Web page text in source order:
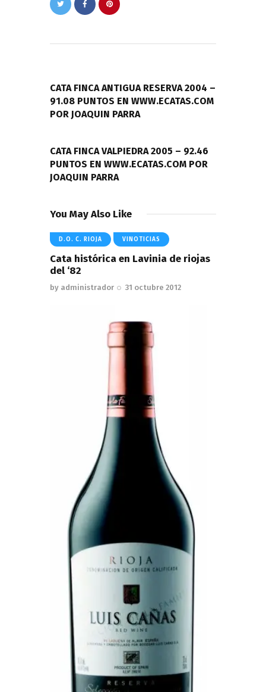
entradas
CATA FINCA ANTIGUA RESERVA 2004 –
91.08 PUNTOS EN WWW.ECATAS.COM
POR JOAQUIN PARRA
CATA FINCA VALPIEDRA 2005 – 92.46
PUNTOS EN WWW.ECATAS.COM POR
JOAQUIN PARRA
You May Also Like
D.O. C. RIOJA VINOTICIAS
Cata histórica en Lavinia de riojas
del ‘82
by administrador 31 octubre 2012